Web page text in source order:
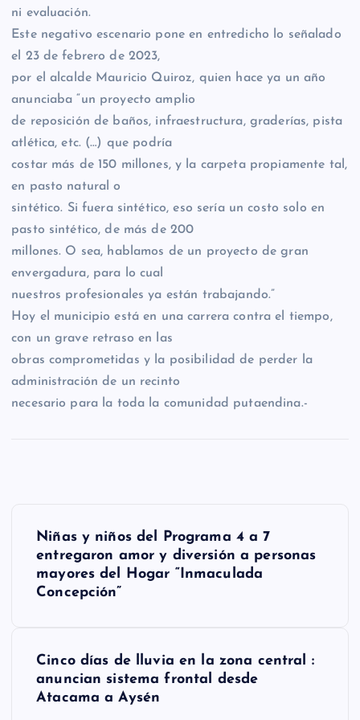
ni evaluación.
Este negativo escenario pone en entredicho lo señalado
el 23 de febrero de 2023,
por el alcalde Mauricio Quiroz, quien hace ya un año
anunciaba “un proyecto amplio
de reposición de baños, infraestructura, graderías, pista
atlética, etc. (…) que podría
costar más de 150 millones, y la carpeta propiamente tal,
en pasto natural o
sintético. Si fuera sintético, eso sería un costo solo en
pasto sintético, de más de 200
millones. O sea, hablamos de un proyecto de gran
envergadura, para lo cual
nuestros profesionales ya están trabajando.”
Hoy el municipio está en una carrera contra el tiempo,
con un grave retraso en las
obras comprometidas y la posibilidad de perder la
administración de un recinto
necesario para la toda la comunidad putaendina.-
Niñas y niños del Programa 4 a 7
entregaron amor y diversión a personas
mayores del Hogar “Inmaculada
Concepción”
Cinco días de lluvia en la zona central :
anuncian sistema frontal desde
Atacama a Aysén